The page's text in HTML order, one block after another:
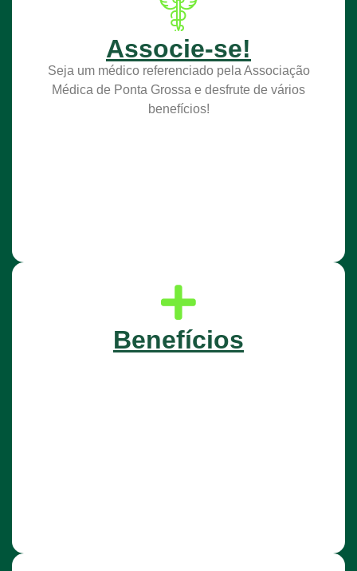
Associe-se!
Seja um médico referenciado pela Associação
Médica de Ponta Grossa e desfrute de vários
benefícios!
Benefícios